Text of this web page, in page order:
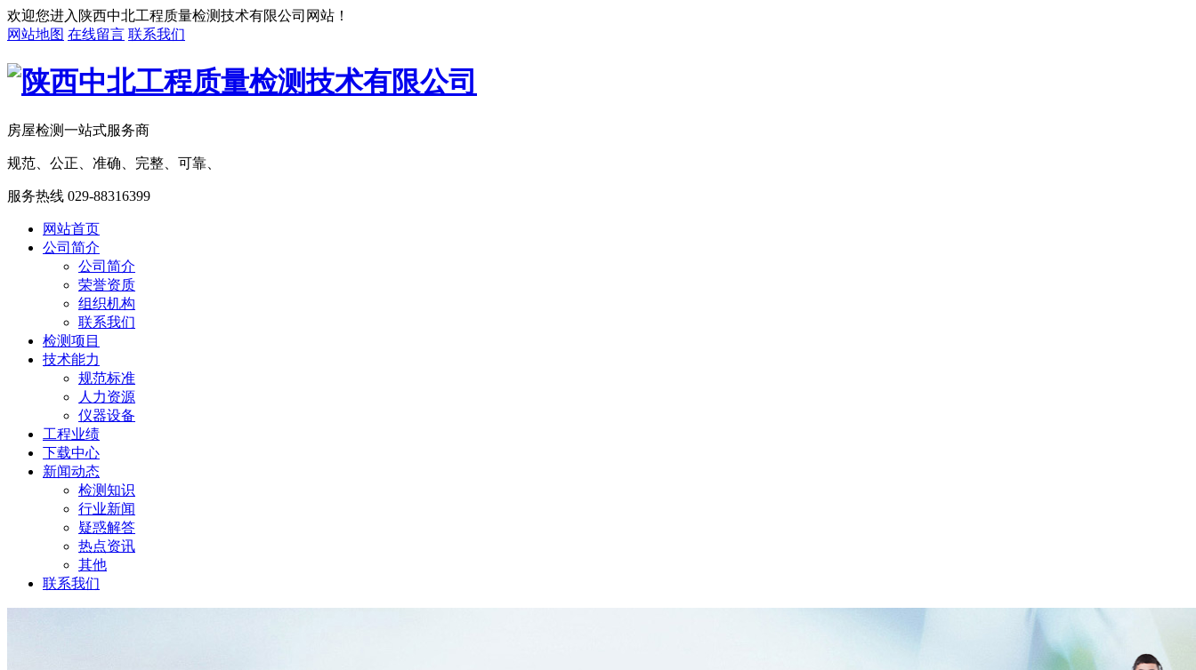
欢迎您进入陕西中北工程质量检测技术有限公司网站！
网站地图 在线留言 联系我们
房屋检测一站式服务商
规范、公正、准确、完整、可靠、
服务热线 029-88316399
网站首页
公司简介
公司简介
荣誉资质
组织机构
联系我们
检测项目
技术能力
规范标准
人力资源
仪器设备
工程业绩
下载中心
新闻动态
检测知识
行业新闻
疑惑解答
热点资讯
其他
联系我们